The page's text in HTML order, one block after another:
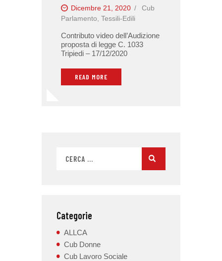
Dicembre 21, 2020
Cub
Parlamento, Tessili-Edili
Contributo video dell’Audizione
proposta di legge C. 1033
Tripiedi – 17/12/2020
READ MORE
Categorie
ALLCA
Cub Donne
Cub Lavoro Sociale